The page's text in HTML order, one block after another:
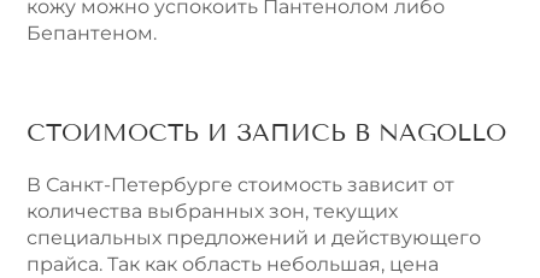
кожу можно успокоить Пантенолом либо
Бепантеном.
СТОИМОСТЬ И ЗАПИСЬ В NAGOLLO
В Санкт-Петербурге стоимость зависит от
количества выбранных зон, текущих
специальных предложений и действующего
прайса. Так как область небольшая, цена